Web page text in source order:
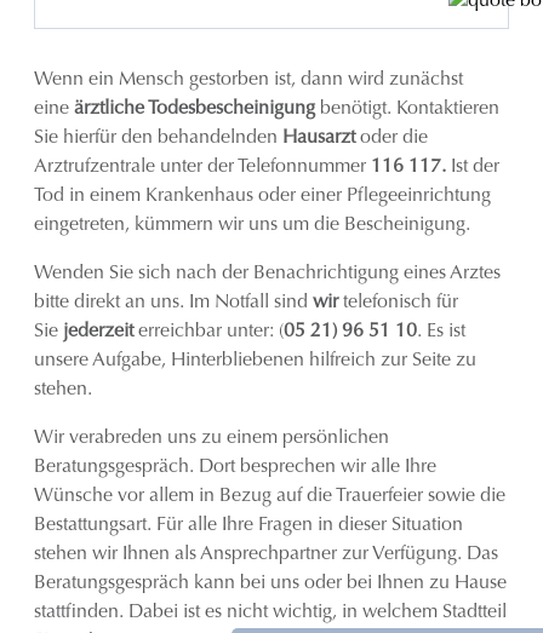
Wenn ein Mensch gestorben ist, dann wird zunächst
eine ärztliche Todesbescheinigungbenötigt. Kontaktieren
Sie hierfür den behandelnden Hausarztoder die
Arztrufzentrale unter der Telefonnummer 116 117.Ist der
Tod in einem Krankenhaus oder einer Pflegeeinrichtung
eingetreten, kümmern wir uns um die Bescheinigung.
Wenden Sie sich nach der Benachrichtigung eines Arztes
bitte direkt an uns. Im Notfall sind wirtelefonisch für
Sie jederzeiterreichbar unter: (05 21) 96 51 10. Es ist
unsere Aufgabe, Hinterbliebenen hilfreich zur Seite zu
stehen.
Wir verabreden uns zu einem persönlichen
Beratungsgespräch. Dort besprechen wir alle Ihre
Wünsche vor allem in Bezug auf die Trauerfeier sowie die
Bestattungsart. Für alle Ihre Fragen in dieser Situation
stehen wir Ihnen als Ansprechpartner zur Verfügung. Das
Beratungsgespräch kann bei uns oder bei Ihnen zu Hause
stattfinden. Dabei ist es nicht wichtig, in welchem Stadtteil